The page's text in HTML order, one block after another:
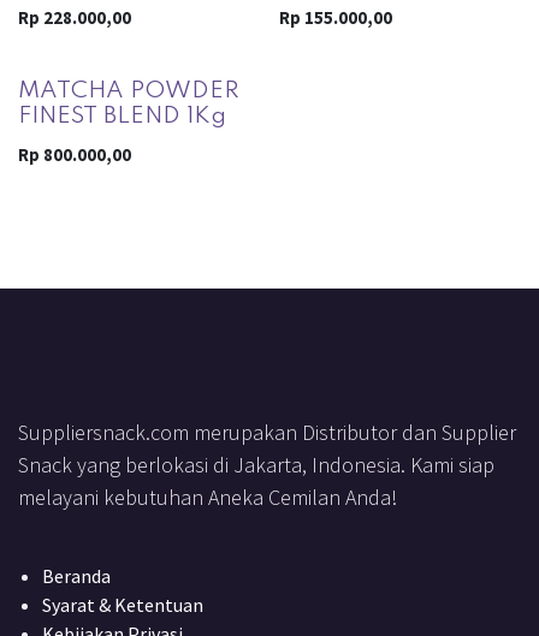
Rp 228.000,00 Rp 155.000,00
MATCHA POWDER
FINEST BLEND 1Kg
Rp 800.000,00
Suppliersnack.com merupakan Distributor dan Supplier
Snack yang berlokasi di Jakarta, Indonesia. Kami siap
melayani kebutuhan Aneka Cemilan Anda!
Beranda
Syarat & Ketentuan